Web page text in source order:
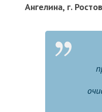
Ангелина, г.